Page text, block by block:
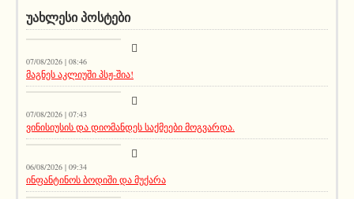
ᲣᲐᲮᲚᲔᲡᲘ ᲞᲝᲡᲢᲔᲑᲘ
07/08/2026 | 08:46
მაგნეს აკლიუში პსჟ-შია!
მთავარი ამბავი
07/08/2026 | 07:43
ვინისიუსის და დიომანდეს საქმეები მოგვარდა.
სიახლეები
06/08/2026 | 09:34
ინფანტინოს ბოდიში და მუქარა
მთავარი ამბავი